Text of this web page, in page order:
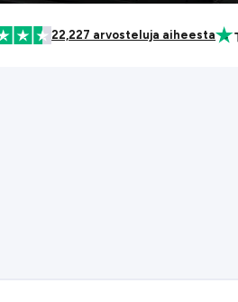
22,227 arvosteluja aiheesta